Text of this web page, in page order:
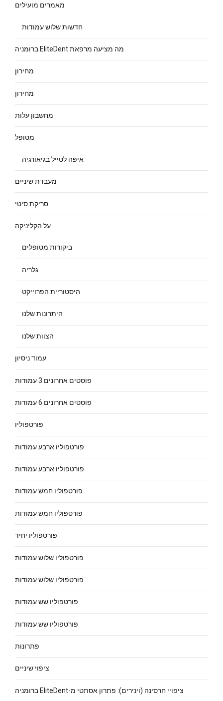
מאמרים מועילים
חדשות שלוש עמודות
מה מציעה מרפאת EliteDent ברומניה
מחירון
מחירון
מחשבון עלות
מטופל
איפה לטייל בגיאורגיה
מעבדת שיניים
סריקת סיטי
על הקליניקה
ביקורות מטופלים
גלריה
היסטוריית הפרוייקט
היתרונות שלנו
הצוות שלנו
עמוד ניסיון
פוסטים אחרונים 3 עמודות
פוסטים אחרונים 6 עמודות
פורטפוליו
פורטפוליו ארבע עמודות
פורטפוליו ארבע עמודות
פורטפוליו חמש עמודות
פורטפוליו חמש עמודות
פורטפוליו יחיד
פורטפוליו שלוש עמודות
פורטפוליו שלוש עמודות
פורטפוליו שש עמודות
פורטפוליו שש עמודות
פתרונות
ציפוי שיניים
ציפויי חרסינה (וינירים): פתרון אסתטי מ-EliteDent ברומניה